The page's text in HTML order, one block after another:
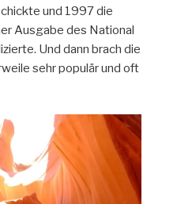
und 1997 die
Ausgabe des National
Und dann brach die
sehr populär und oft